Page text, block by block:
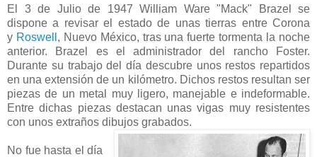
El 3 de Julio de 1947 William Ware "Mack" Brazel se
dispone a revisar el estado de unas tierras entre Corona
y Roswell , Nuevo México, tras una fuerte tormenta la noche
anterior. Brazel es el administrador del rancho Foster.
Durante su trabajo del día descubre unos restos repartidos
en una extensión de un kilómetro. Dichos restos resultan ser
piezas de un metal muy ligero, manejable e indeformable.
Entre dichas piezas destacan unas vigas muy resistentes
con unos extraños dibujos grabados.
No fue hasta el día